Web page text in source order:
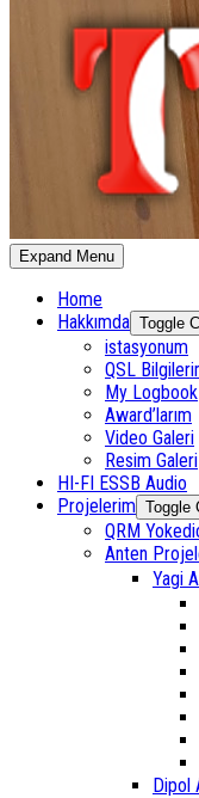
Expand Menu
Home
Hakkımda Toggle
istasyonum
QSL
My Logbook
Award’larım
Video Galeri
Resim Galeri
HI-FI ESSB Audio
Projelerim Toggle
QRM
Anten
Yagi
Dipol